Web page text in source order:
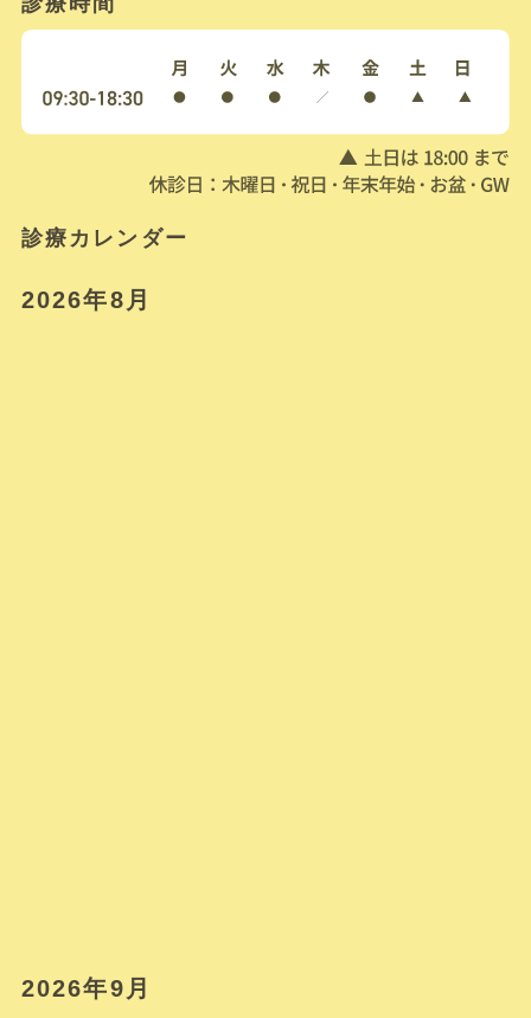
診療カレンダー
2026年8月
2026年9月